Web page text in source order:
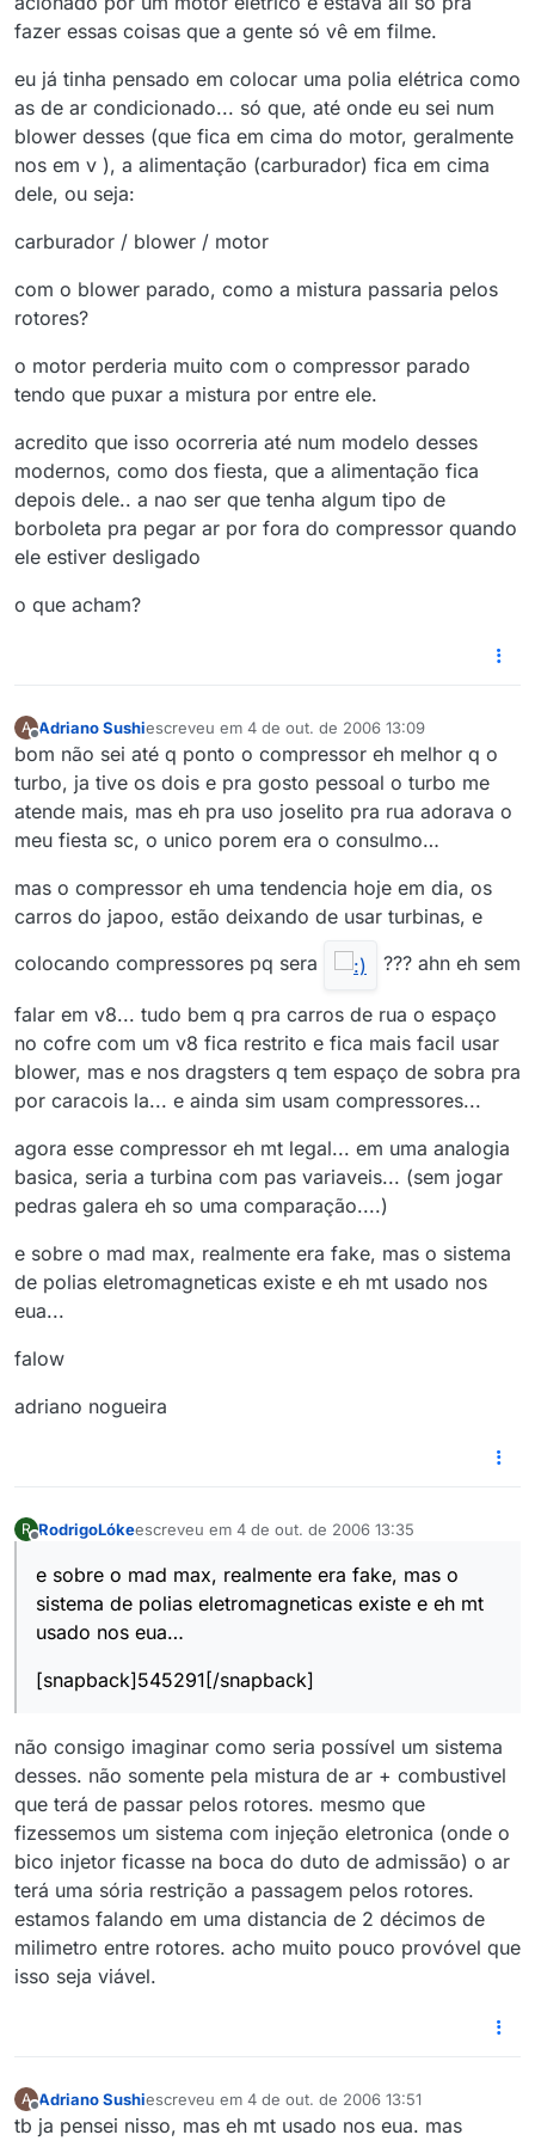
fazer essas coisas que a gente só vê em filme.
eu já tinha pensado em colocar uma polia elétrica como
as de ar condicionado... só que, até onde eu sei num
blower desses (que fica em cima do motor, geralmente
nos em v ), a alimentação (carburador) fica em cima
dele, ou seja:
carburador / blower / motor
com o blower parado, como a mistura passaria pelos
rotores?
o motor perderia muito com o compressor parado
tendo que puxar a mistura por entre ele.
acredito que isso ocorreria até num modelo desses
modernos, como dos fiesta, que a alimentação fica
depois dele.. a nao ser que tenha algum tipo de
borboleta pra pegar ar por fora do compressor quando
ele estiver desligado
o que acham?
A
Offline
Adriano Sushiescreveu em 4 de out. de 2006 13:09
última edição por
bom não sei até q ponto o compressor eh melhor q o
turbo, ja tive os dois e pra gosto pessoal o turbo me
atende mais, mas eh pra uso joselito pra rua adorava o
meu fiesta sc, o unico porem era o consulmo…
mas o compressor eh uma tendencia hoje em dia, os
carros do japoo, estão deixando de usar turbinas, e
colocando compressores pq sera
??? ahn eh sem
falar em v8... tudo bem q pra carros de rua o espaço
no cofre com um v8 fica restrito e fica mais facil usar
blower, mas e nos dragsters q tem espaço de sobra pra
por caracois la... e ainda sim usam compressores...
agora esse compressor eh mt legal... em uma analogia
basica, seria a turbina com pas variaveis... (sem jogar
pedras galera eh so uma comparação....)
e sobre o mad max, realmente era fake, mas o sistema
de polias eletromagneticas existe e eh mt usado nos
eua...
falow
adriano nogueira
R RodrigoLókeescreveu em 4 de out. de 2006 13:35
última edição por
e sobre o mad max, realmente era fake, mas o
sistema de polias eletromagneticas existe e eh mt
usado nos eua…
[snapback]545291[/snapback]
não consigo imaginar como seria possível um sistema
desses. não somente pela mistura de ar + combustivel
que terá de passar pelos rotores. mesmo que
fizessemos um sistema com injeção eletronica (onde o
bico injetor ficasse na boca do duto de admissão) o ar
terá uma sória restrição a passagem pelos rotores.
estamos falando em uma distancia de 2 décimos de
milimetro entre rotores. acho muito pouco provóvel que
isso seja viável.
A
Offline
Adriano Sushiescreveu em 4 de out. de 2006 13:51
última edição por
tb ja pensei nisso, mas eh mt usado nos eua. mas